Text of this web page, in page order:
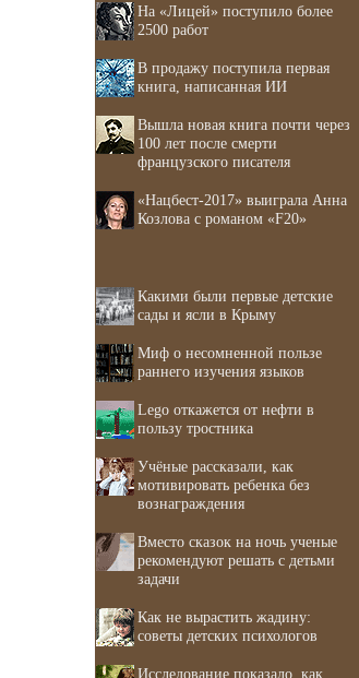
На «Лицей» поступило более
2500 работ
В продажу поступила первая
книга, написанная ИИ
Вышла новая книга почти через
100 лет после смерти
французского писателя
«Нацбест-2017» выиграла Анна
Козлова с романом «F20»
Какими были первые детские
сады и ясли в Крыму
Миф о несомненной пользе
раннего изучения языков
Lego откажется от нефти в
пользу тростника
Учёные рассказали, как
мотивировать ребенка без
вознаграждения
Вместо сказок на ночь ученые
рекомендуют решать с детьми
задачи
Как не вырастить жадину:
советы детских психологов
Исследование показало, как